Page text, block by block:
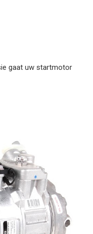
gaat uw startmotor